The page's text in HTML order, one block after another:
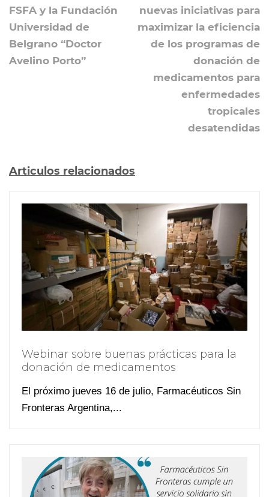
FSFA y la Fundación
Universidad de
Belgrano “Doctor
Avelino Porto”
nuevas iniciativas para
maximizar la eficiencia
de los programas de
donación de
medicamentos para
enfermedades
tropicales
desatendidas
Articulos relacionados
Webinar sobre buenas prácticas para la
donación de medicamentos
El próximo jueves 16 de julio, Farmacéuticos Sin
Fronteras Argentina,...